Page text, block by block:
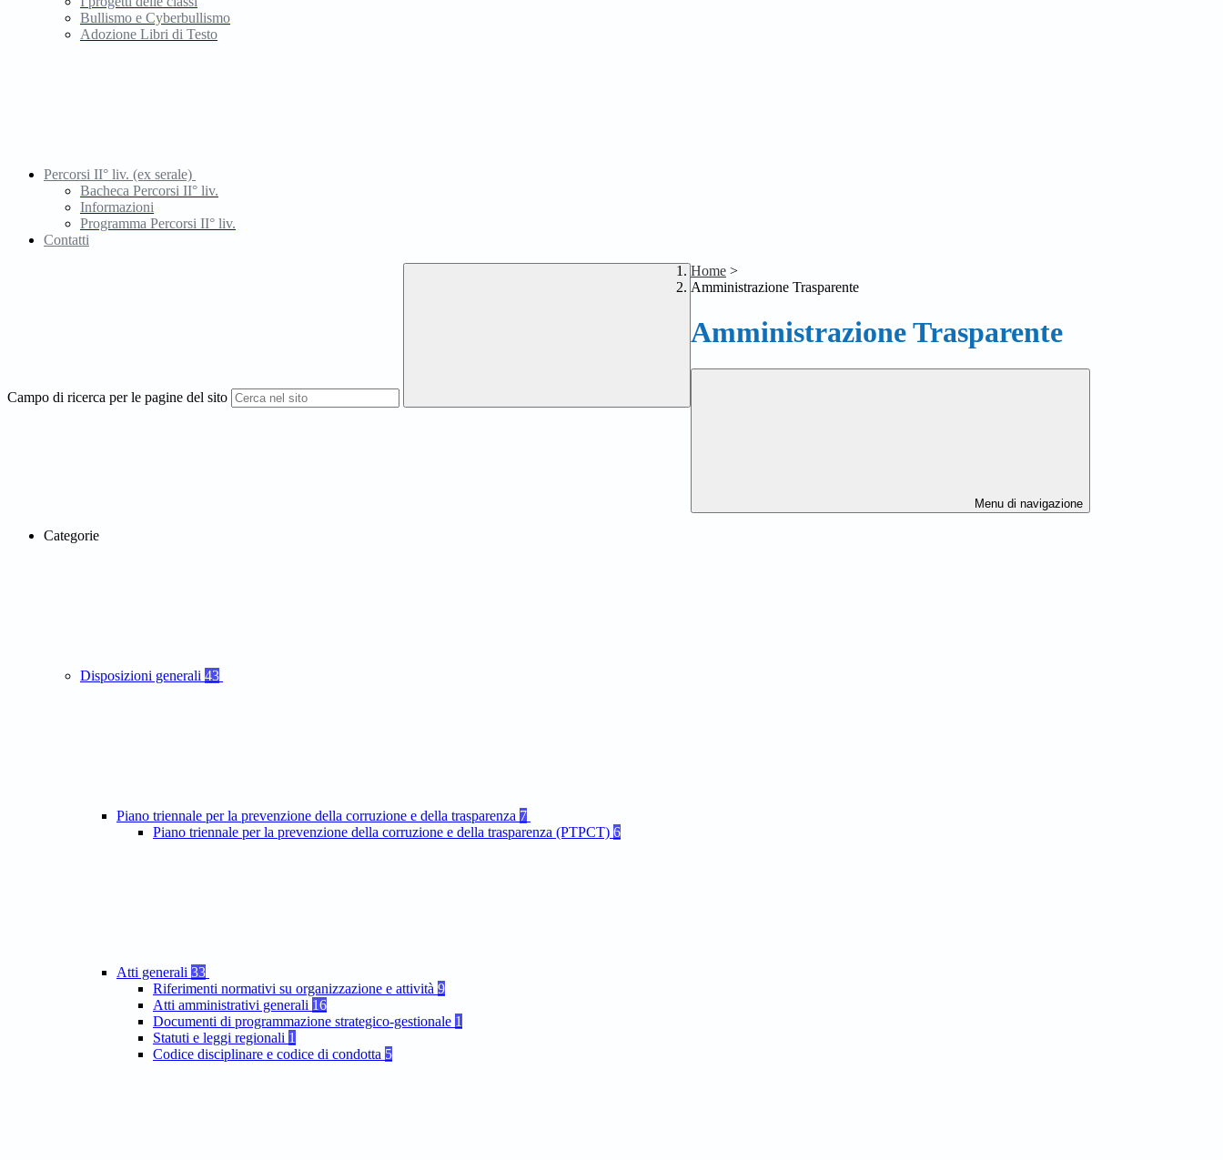
Bullismo e Cyberbullismo
Adozione Libri di Testo
Percorsi II° liv. (ex serale)
Bacheca Percorsi II° liv.
Informazioni
Programma Percorsi II° liv.
Contatti
Campo di ricerca per le pagine del sito
Home >
Amministrazione Trasparente
Amministrazione Trasparente
Menu di navigazione
Categorie
Disposizioni generali 43
Piano triennale per la prevenzione della corruzione e della trasparenza 7
Piano triennale per la prevenzione della corruzione e della trasparenza (PTPCT) 6
Atti generali 33
Riferimenti normativi su organizzazione e attività 9
Atti amministrativi generali 16
Documenti di programmazione strategico-gestionale 1
Statuti e leggi regionali 1
Codice disciplinare e codice di condotta 5